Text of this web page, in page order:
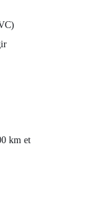
km et